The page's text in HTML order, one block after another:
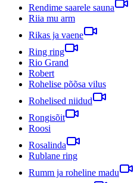
Rendime saarele sauna
Riia mu arm
Rikas ja vaene
Ring ring
Rio Grand
Robert
Rohelise põõsa vilus
Rohelised niidud
Rongisõit
Roosi
Rosalinda
Rublane ring
Rumm ja roheline madu